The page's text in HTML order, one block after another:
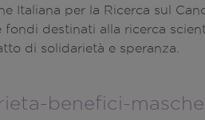
Italiana per la Ricerca sul
fondi destinati alla ricerca
di solidarietà e speranza.